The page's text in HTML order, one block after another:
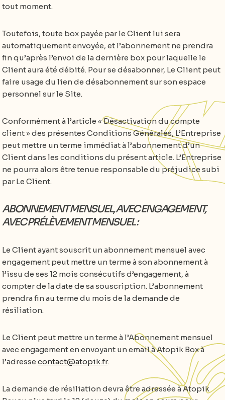
tout moment.
Toutefois, toute box payée par le Client lui sera
automatiquement envoyée, et l’abonnement ne prendra
fin qu’après l’envoi de la dernière box pour laquelle le
Client aura été débité. Pour se désabonner, Le Client peut
faire usage du lien de désabonnement sur son espace
personnel sur le Site.
Conformément à l’article « Désactivation du compte
client » des présentes Conditions Générales, L’Entreprise
peut mettre un terme immédiat à l’abonnement d’un
Client dans les conditions du présent article. L’Entreprise
ne pourra alors être tenue responsable du préjudice subi
par Le Client.
ABONNEMENT MENSUEL, AVEC ENGAGEMENT,
AVEC PRÉLÈVEMENT MENSUEL :
Le Client ayant souscrit un abonnement mensuel avec
engagement peut mettre un terme à son abonnement à
l’issu de ses 12 mois consécutifs d’engagement, à
compter de la date de sa souscription. L’abonnement
prendra fin au terme du mois de la demande de
résiliation.
Le Client peut mettre un terme à l’Abonnement mensuel
avec engagement en envoyant un email à Atopik Box à
l’adressecontact@atopik.fr.
La demande de résiliation devra être adressée à Atopik